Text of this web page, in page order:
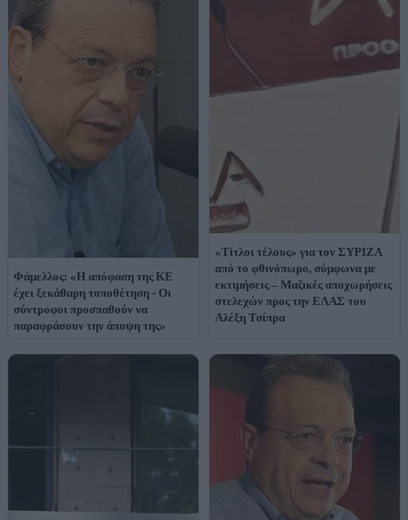
Φάμελλος: «Η απόφαση της ΚΕ
έχει ξεκάθαρη τοποθέτηση - Οι
σύντροφοι προσπαθούν να
παραφράσουν την άποψη της»
«Τίτλοι τέλους» για τον ΣΥΡΙΖΑ
από το φθινόπωρο, σύμφωνα με
εκτιμήσεις – Μαζικές αποχωρήσεις
στελεχών προς την ΕΛΑΣ του
Αλέξη Τσίπρα